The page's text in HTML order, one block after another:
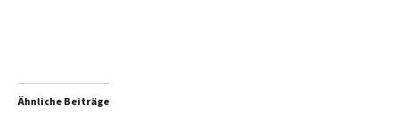
Ähnliche Beiträge